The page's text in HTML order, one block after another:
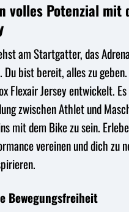
volles Potenzial mit
am Startgatter, das
Du bist bereit, alles zu
Flexair Jersey entwickelt.
zwischen Athlet und
mit dem Bike zu sein.
vereinen und dich zu
Bewegungsfreiheit